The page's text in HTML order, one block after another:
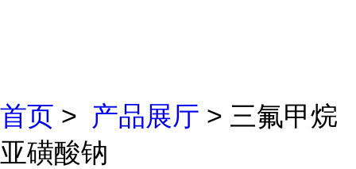
首页 > 产品展厅 > 三氟甲烷
亚磺酸钠